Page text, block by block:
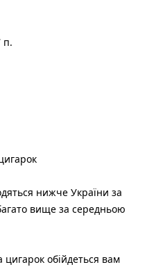
п.
нижче України за
вище за середньою
обійдеться вам